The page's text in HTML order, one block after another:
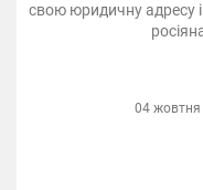
свою юридичну адресу
04 жовтня